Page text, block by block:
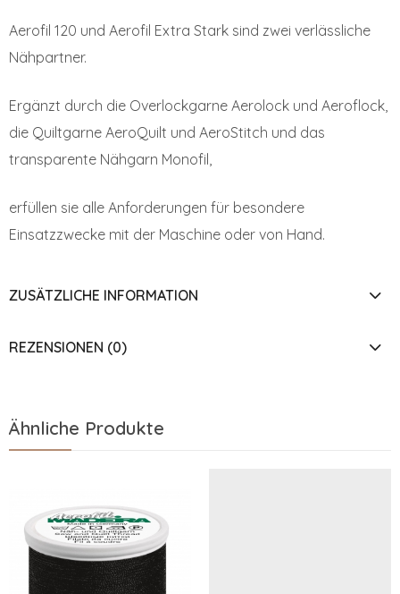
Aerofil 120 und Aerofil Extra Stark sind zwei verlässliche
Nähpartner.
Ergänzt durch die Overlockgarne Aerolock und Aeroflock,
die Quiltgarne AeroQuilt und AeroStitch und das
transparente Nähgarn Monofil,
erfüllen sie alle Anforderungen für besondere
Einsatzzwecke mit der Maschine oder von Hand.
ZUSÄTZLICHE INFORMATION
REZENSIONEN (0)
Ähnliche Produkte